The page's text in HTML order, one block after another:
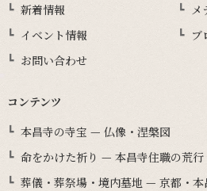
新着情報
メ
イベント情報
ブ
お問い合わせ
コンテンツ
本昌寺の寺宝 — 仏像・涅槃図
命をかけた祈り — 本昌寺住職の荒行
葬儀・葬祭場・境内墓地 — 京都・本